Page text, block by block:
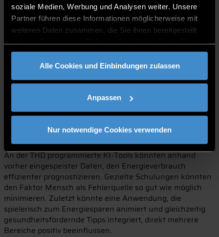
soziale Medien, Werbung und Analysen weiter. Unsere
Partner führen diese Informationen möglicherweise mit
weiteren Daten zusammen, die Sie ihnen bereitgestellt
gesammelt haben.
Alle Cookies und Einbindungen zulassen
Anpassen
Nur notwendige Cookies verwenden
Projektmanagement zu üben. Die Endergebnisse daraus
wurden vergangenen Montag präsentiert.
Die vier Studierendengruppen überlegten sich
umfangreiche Konzepte, die von automatisierten
anwendungsorientierte Stromversorgung bis hin zu
regelmäßigen Schulungen und gesundheitsfördernden
sammelten die Studierenden umfangreich Daten,
werteten sie aus und programmierten nützliche (KI-)Tools.
Sensoren- und Kalenderintegration vollautomatisch das
Raumklima an die Bedürfnisse des Personals anpassen.
An der THD programmierte KI-Tools könnten anhand
vorher eingespeister Daten, den Energieverbrauch
effizienter prognostizieren. Gezielte Schulungen könnten
den Faktor Mensch als Fehlerquelle so gut wie möglich
minimieren. Zuletzt könnte eine Anwendung, die
spielerisch zum Energiesparen animiert und gleichzeitig
gesundheitsfördernde Tipps integriert, direkt mehrere
Bereiche positiv beeinflussen.